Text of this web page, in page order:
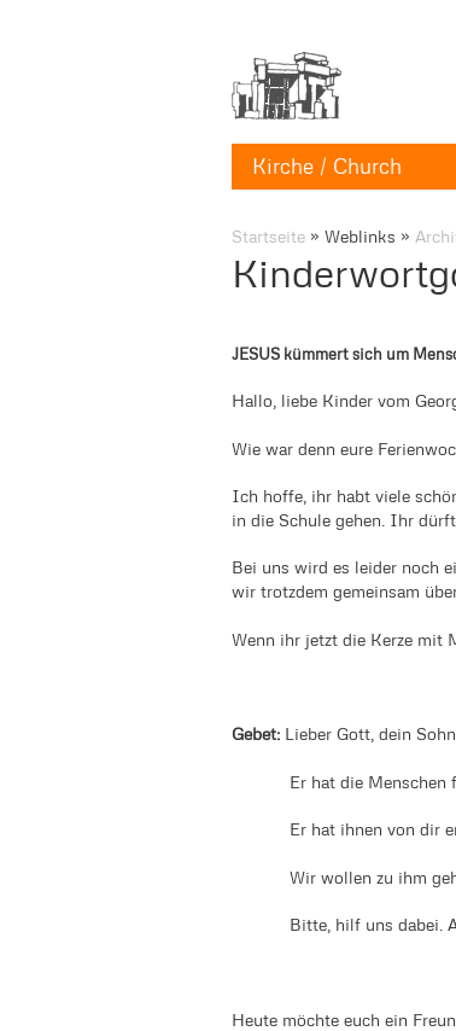
Kirche / Church
Startseite » Weblinks »
JESUS kümmert sich um
Hallo, liebe Kinder vom
Wie war denn eure
Ich hoffe, ihr habt viele
in die Schule gehen. Ihr
Bei uns wird es leider noch
wir trotzdem gemeinsam
Wenn ihr jetzt die Kerze mit
Gebet: Lieber Gott, dein
Er hat die Menschen
Er hat ihnen von dir
Wir wollen zu ihm
Bitte, hilf uns dabei.
Heute möchte euch ein